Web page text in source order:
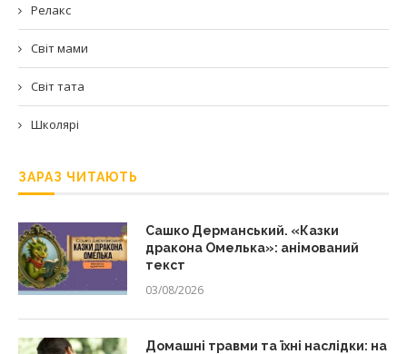
Релакс
Світ мами
Світ тата
Школярі
ЗАРАЗ ЧИТАЮТЬ
Сашко Дерманський. «Казки
дракона Омелька»: анімований
текст
03/08/2026
Домашні травми та їхні наслідки: на